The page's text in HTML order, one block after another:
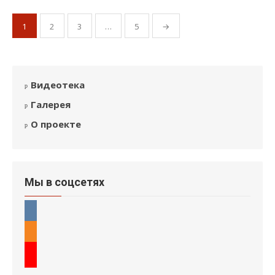
Пагинация
записей
1 2 3 … 5 →
Видеотека
Галерея
О проекте
Мы в соцсетях